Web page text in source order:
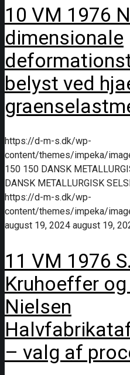
10 VM 1976
dimensionale
belyst ved
https://d-m-s.dk/wp-
content/themes/impeka/
150 150 DANSK
DANSK METALLURGISK
https://d-m-s.dk/wp-
content/themes/impeka/
august 19, 2024 august 19,
11 VM 1976
Kruhoeffer og
Nielsen
– valg af